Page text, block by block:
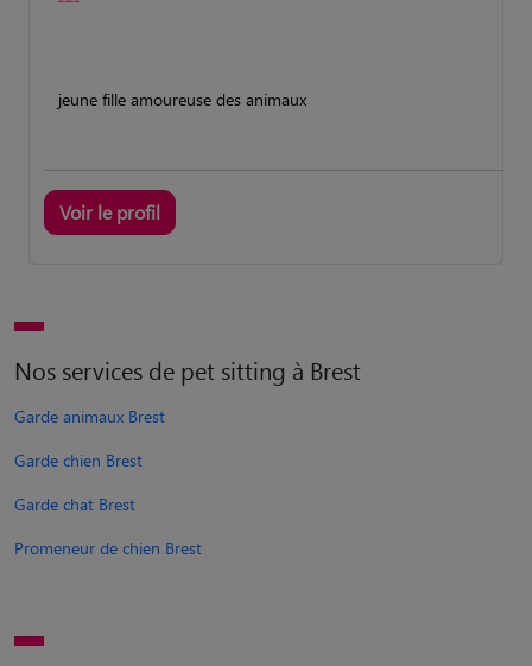
jeune fille amoureuse des animaux
Voir le profil
Nos services de pet sitting à Brest
Garde animaux Brest
Garde chien Brest
Garde chat Brest
Promeneur de chien Brest